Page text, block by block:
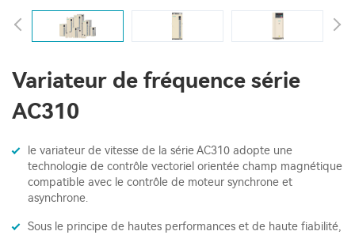
Variateur de fréquence série
AC310
le variateur de vitesse de la série AC310 adopte une
technologie de contrôle vectoriel orientée champ magnétique
compatible avec le contrôle de moteur synchrone et
asynchrone.
Sous le principe de hautes performances et de haute fiabilité,